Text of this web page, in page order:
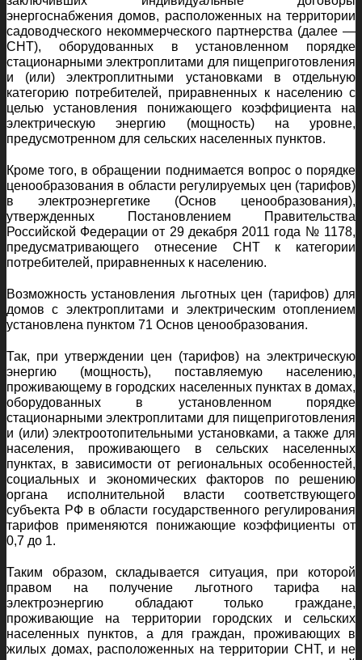
энергоснабжения домов, расположенных на территории
садоводческого некоммерческого партнерства (далее —
СНТ), оборудованных в установленном порядке
стационарными электроплитами для пищеприготовления
и (или) электроплитными установками в отдельную
категорию потребителей, приравненных к населению с
целью установления понижающего коэффициента на
электрическую энергию (мощность) на уровне,
предусмотренном для сельских населенных пунктов.
Кроме того, в обращении поднимается вопрос о порядке
ценообразования в области регулируемых цен (тарифов)
в электроэнергетике (Основ ценообразования),
утвержденных Постановлением Правительства
Российской Федерации от 29 декабря 2011 года № 1178,
предусматривающего отнесение СНТ к категории
потребителей, приравненных к населению.
Возможность установления льготных цен (тарифов) для
домов с электроплитами и электрическим отоплением
установлена пунктом 71 Основ ценообразования.
Так, при утверждении цен (тарифов) на электрическую
энергию (мощность), поставляемую населению,
проживающему в городских населенных пунктах в домах,
оборудованных в установленном порядке
стационарными электроплитами для пищеприготовления
и (или) электроотопительными установками, а также для
населения, проживающего в сельских населенных
пунктах, в зависимости от региональных особенностей,
социальных и экономических факторов по решению
органа исполнительной власти соответствующего
субъекта РФ в области государственного регулирования
тарифов применяются понижающие коэффициенты от
0,7 до 1.
Таким образом, складывается ситуация, при которой
правом на получение льготного тарифа на
электроэнергию обладают только граждане,
проживающие на территории городских и сельских
населенных пунктов, а для граждан, проживающих в
жилых домах, расположенных на территории СНТ, и не